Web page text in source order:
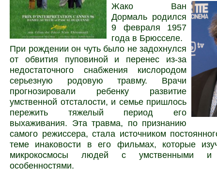
Жако Ван
Дормаль родился
9 февраля 1957
года в Брюсселе.
При рождении он чуть было не задохнулся
от обвития пуповиной и перенес из-за
недостаточного снабжения кислородом
серьезную родовую травму. Врачи
прогнозировали ребенку развитие
умственной отсталости, и семье пришлось
пережить тяжелый период его
выхаживания. Эта травма, по признанию
самого режиссера, стала источником
теме инаковости в его фильмах, которые
микрокосмосы людей с умственными и
особенностями.